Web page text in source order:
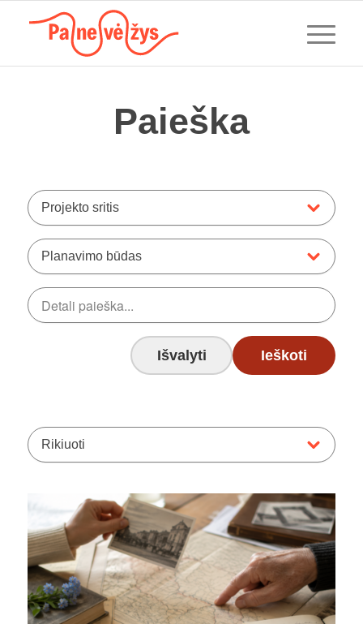
Paieška
Projekto sritis
Planavimo būdas
Išvalyti Ieškoti
Rikiuoti